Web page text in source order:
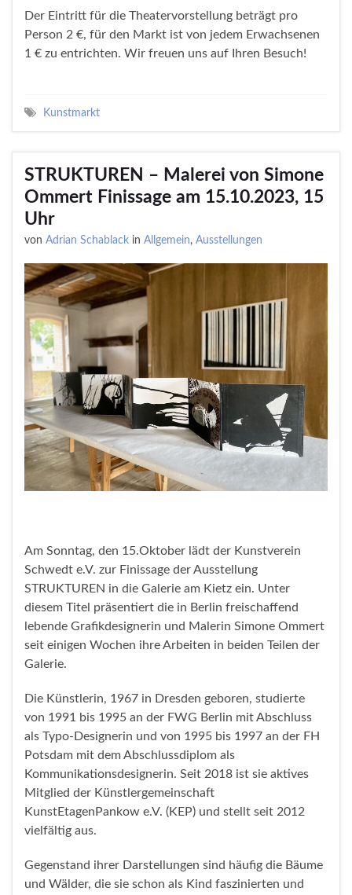
Der Eintritt für die Theatervorstellung beträgt pro
Person 2 €, für den Markt ist von jedem Erwachsenen
1 € zu entrichten. Wir freuen uns auf Ihren Besuch!
Kunstmarkt
STRUKTUREN – Malerei von Simone
Ommert Finissage am 15.10.2023, 15
Uhr
von Adrian Schablack in Allgemein, Ausstellungen
Am Sonntag, den 15.Oktober lädt der Kunstverein
Schwedt e.V. zur Finissage der Ausstellung
STRUKTUREN in die Galerie am Kietz ein. Unter
diesem Titel präsentiert die in Berlin freischaffend
lebende Grafikdesignerin und Malerin Simone Ommert
seit einigen Wochen ihre Arbeiten in beiden Teilen der
Galerie.
Die Künstlerin, 1967 in Dresden geboren, studierte
von 1991 bis 1995 an der FWG Berlin mit Abschluss
als Typo-Designerin und von 1995 bis 1997 an der FH
Potsdam mit dem Abschlussdiplom als
Kommunikationsdesignerin. Seit 2018 ist sie aktives
Mitglied der Künstlergemeinschaft
KunstEtagenPankow e.V. (KEP) und stellt seit 2012
vielfältig aus.
Gegenstand ihrer Darstellungen sind häufig die Bäume
und Wälder, die sie schon als Kind faszinierten und